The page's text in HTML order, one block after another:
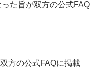
た旨が双方の公式FAQ
方の公式FAQに掲載